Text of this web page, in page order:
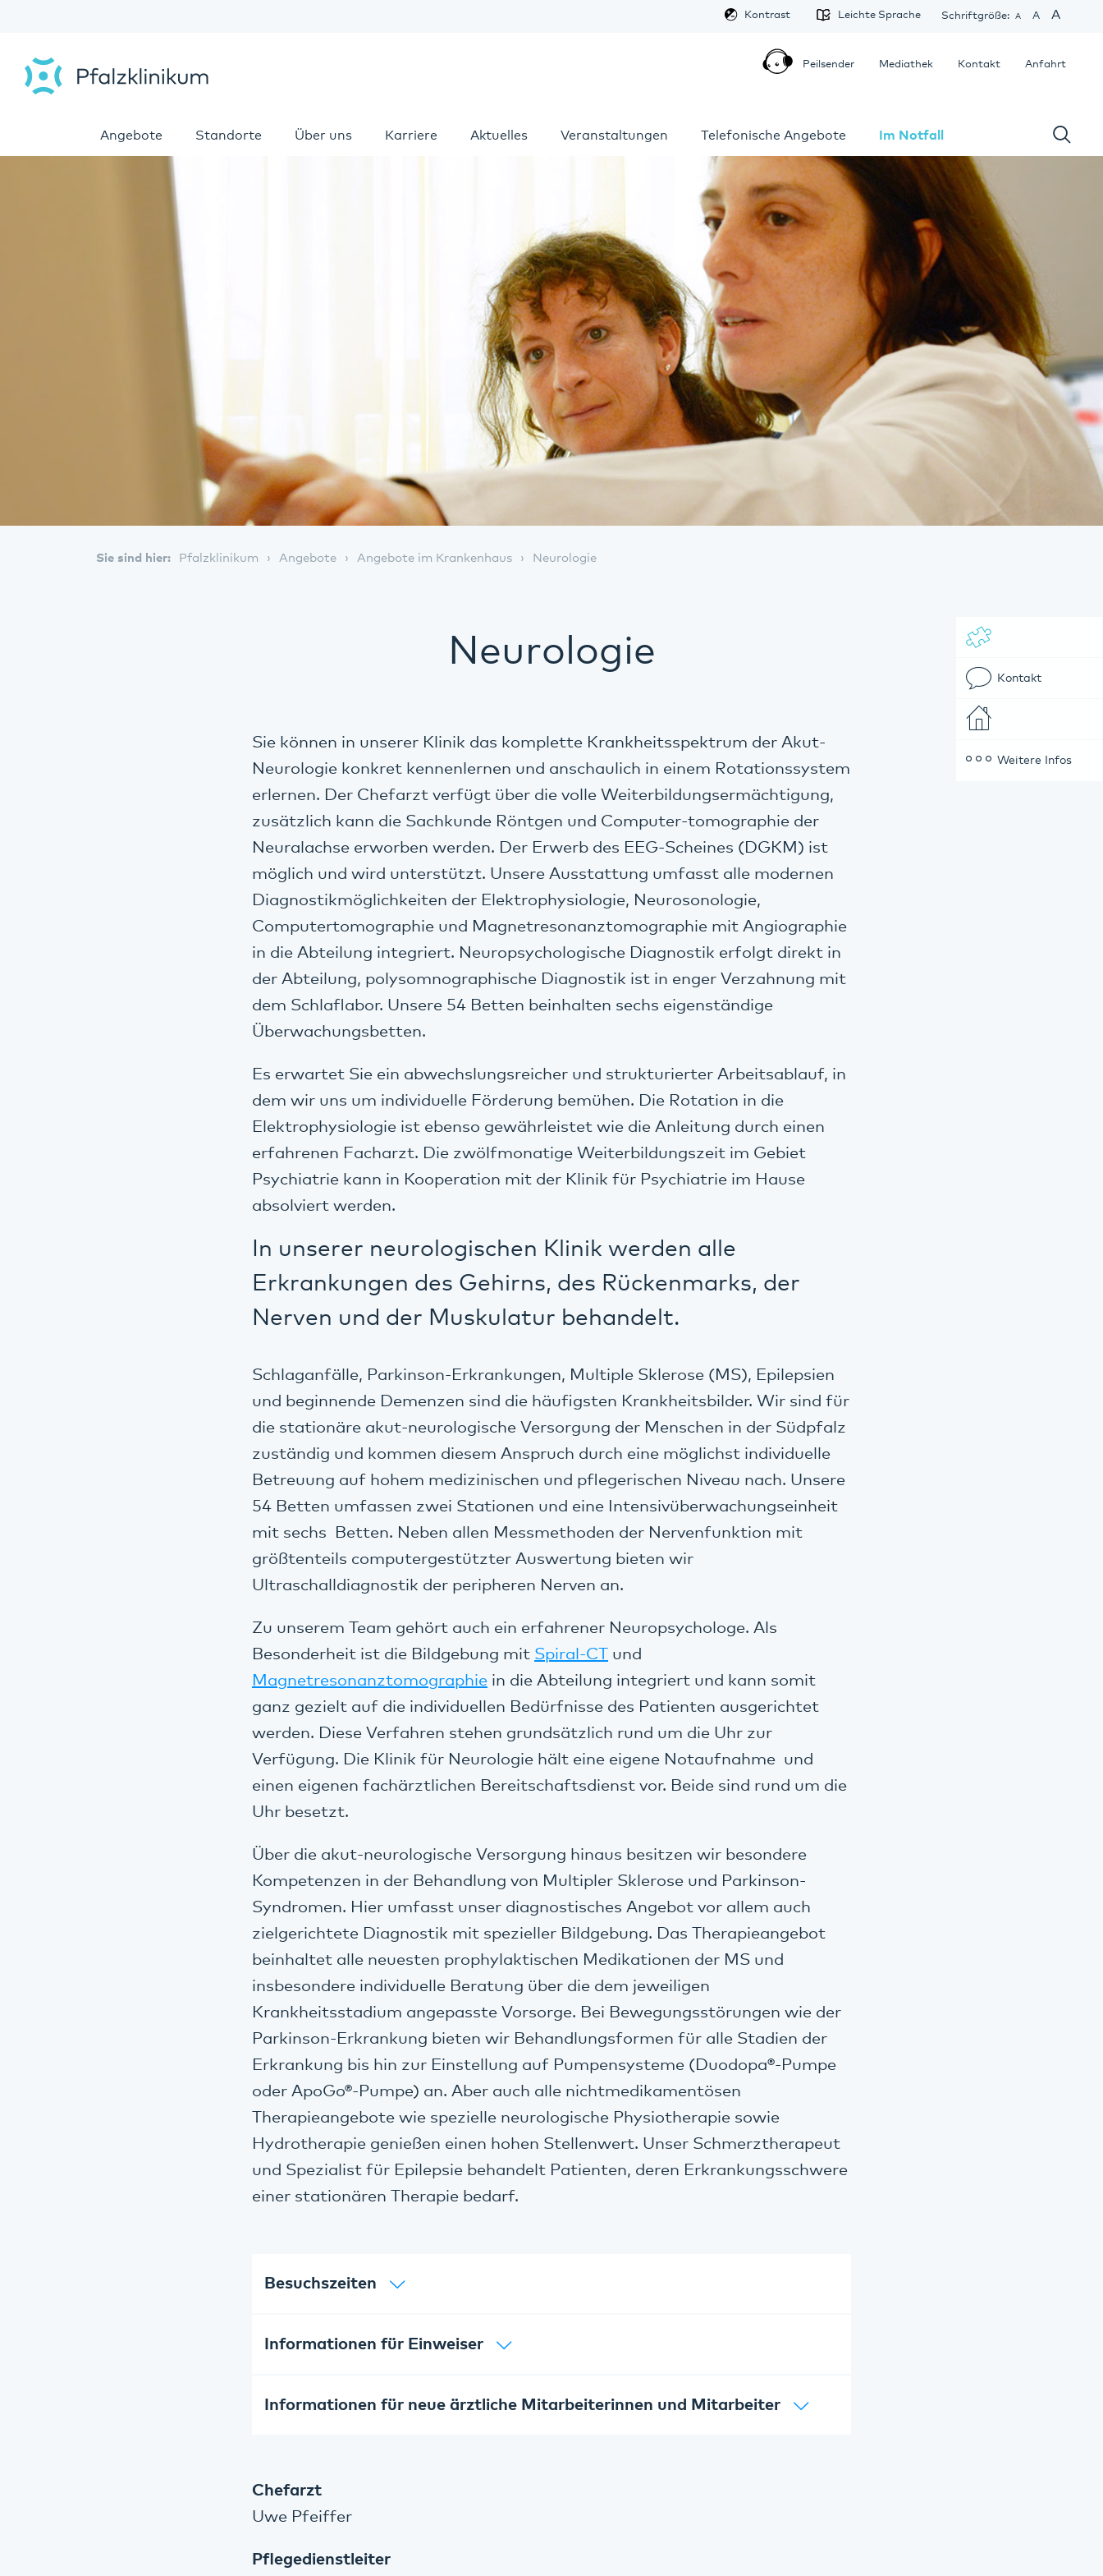
Angebote Standorte Über uns Karriere Aktuelles Veranstaltungen Telefonische Angebote Im Notfall
Schriftgröße: A A A
Leichte Sprache
Kontrast
Anfahrt
Kontakt
Mediathek
Peilsender
Sie sind hier: Pfalzklinikum Angebote Angebote im Krankenhaus Neurologie
Kontakt
Weitere Infos
Neurologie
Sie können in unserer Klinik das komplette Krankheitsspektrum der Akut-
Neurologie konkret kennenlernen und anschaulich in einem Rotationssystem
erlernen. Der Chefarzt verfügt über die volle Weiterbildungsermächtigung,
zusätzlich kann die Sachkunde Röntgen und Computer-tomographie der
Neuralachse erworben werden. Der Erwerb des EEG-Scheines (DGKM) ist
möglich und wird unterstützt. Unsere Ausstattung umfasst alle modernen
Diagnostikmöglichkeiten der Elektrophysiologie, Neurosonologie,
Computertomographie und Magnetresonanztomographie mit Angiographie
in die Abteilung integriert. Neuropsychologische Diagnostik erfolgt direkt in
der Abteilung, polysomnographische Diagnostik ist in enger Verzahnung mit
dem Schlaflabor. Unsere 54 Betten beinhalten sechs eigenständige
Überwachungsbetten.
Es erwartet Sie ein abwechslungsreicher und strukturierter Arbeitsablauf, in
dem wir uns um individuelle Förderung bemühen. Die Rotation in die
Elektrophysiologie ist ebenso gewährleistet wie die Anleitung durch einen
erfahrenen Facharzt. Die zwölfmonatige Weiterbildungszeit im Gebiet
Psychiatrie kann in Kooperation mit der Klinik für Psychiatrie im Hause
absolviert werden.
In unserer neurologischen Klinik werden alle
Erkrankungen des Gehirns, des Rückenmarks, der
Nerven und der Muskulatur behandelt.
Schlaganfälle, Parkinson-Erkrankungen, Multiple Sklerose (MS), Epilepsien
und beginnende Demenzen sind die häufigsten Krankheitsbilder. Wir sind für
die stationäre akut-neurologische Versorgung der Menschen in der Südpfalz
zuständig und kommen diesem Anspruch durch eine möglichst individuelle
Betreuung auf hohem medizinischen und pflegerischen Niveau nach. Unsere
54 Betten umfassen zwei Stationen und eine Intensivüberwachungseinheit
mit sechs Betten. Neben allen Messmethoden der Nervenfunktion mit
größtenteils computergestützter Auswertung bieten wir
Ultraschalldiagnostik der peripheren Nerven an.
Zu unserem Team gehört auch ein erfahrener Neuropsychologe. Als
Besonderheit ist die Bildgebung mit Spiral-CT
und
Magnetresonanztomographie in die Abteilung integriert und kann somit
ganz gezielt auf die individuellen Bedürfnisse des Patienten ausgerichtet
werden. Diese Verfahren stehen grundsätzlich rund um die Uhr zur
Verfügung. Die Klinik für Neurologie hält eine eigene Notaufnahme und
einen eigenen fachärztlichen Bereitschaftsdienst vor. Beide sind rund um die
Uhr besetzt.
Über die akut-neurologische Versorgung hinaus besitzen wir besondere
Kompetenzen in der Behandlung von Multipler Sklerose und Parkinson-
Syndromen. Hier umfasst unser diagnostisches Angebot vor allem auch
zielgerichtete Diagnostik mit spezieller Bildgebung. Das Therapieangebot
beinhaltet alle neuesten prophylaktischen Medikationen der MS und
insbesondere individuelle Beratung über die dem jeweiligen
Krankheitsstadium angepasste Vorsorge. Bei Bewegungsstörungen wie der
Parkinson-Erkrankung bieten wir Behandlungsformen für alle Stadien der
Erkrankung bis hin zur Einstellung auf Pumpensysteme (Duodopa®-Pumpe
oder ApoGo®-Pumpe) an. Aber auch alle nichtmedikamentösen
Therapieangebote wie spezielle neurologische Physiotherapie sowie
Hydrotherapie genießen einen hohen Stellenwert. Unser Schmerztherapeut
und Spezialist für Epilepsie behandelt Patienten, deren Erkrankungsschwere
einer stationären Therapie bedarf.
Besuchszeiten
Informationen für Einweiser
Informationen für neue ärztliche Mitarbeiterinnen und Mitarbeiter
Chefarzt
Uwe Pfeiffer
Pflegedienstleiter